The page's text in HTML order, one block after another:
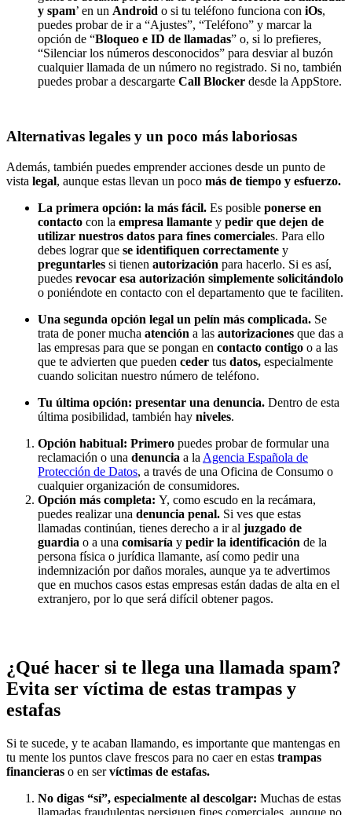
y spam’ en un Android o si tu teléfono funciona con iOs,
puedes probar de ir a “Ajustes”, “Teléfono” y marcar la
opción de “Bloqueo e ID de llamadas” o, si lo prefieres,
“Silenciar los números desconocidos” para desviar al buzón
cualquier llamada de un número no registrado. Si no, también
puedes probar a descargarte Call Blocker desde la AppStore.
Alternativas legales y un poco más laboriosas
Además, también puedes emprender acciones desde un punto de
vista legal, aunque estas llevan un poco más de tiempo y esfuerzo.
La primera opción: la más fácil. Es posible ponerse en
contacto con la empresa llamante y pedir que dejen de
utilizar nuestros datos para fines comerciales. Para ello
debes lograr que se identifiquen correctamente y
preguntarles si tienen autorización para hacerlo. Si es así,
puedes revocar esa autorización simplemente solicitándolo
o poniéndote en contacto con el departamento que te faciliten.
Una segunda opción legal un pelín más complicada. Se
trata de poner mucha atención a las autorizaciones que das a
las empresas para que se pongan en contacto contigo o a las
que te advierten que pueden ceder tus datos, especialmente
cuando solicitan nuestro número de teléfono.
Tu última opción: presentar una denuncia. Dentro de esta
última posibilidad, también hay niveles.
Opción habitual: Primero puedes probar de formular una
reclamación o una denuncia a la Agencia Española de
Protección de Datos, a través de una Oficina de Consumo o
cualquier organización de consumidores.
Opción más completa: Y, como escudo en la recámara,
puedes realizar una denuncia penal. Si ves que estas
llamadas continúan, tienes derecho a ir al juzgado de
guardia o a una comisaría y pedir la identificación de la
persona física o jurídica llamante, así como pedir una
indemnización por daños morales, aunque ya te advertimos
que en muchos casos estas empresas están dadas de alta en el
extranjero, por lo que será difícil obtener pagos.
¿Qué hacer si te llega una llamada spam?
Evita ser víctima de estas trampas y
estafas
Si te sucede, y te acaban llamando, es importante que mantengas en
tu mente los puntos clave frescos para no caer en estas trampas
financieras o en servíctimas de estafas.
No digas “sí”, especialmente al descolgar: Muchas de estas